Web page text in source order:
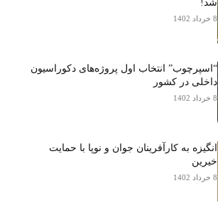
شد!
8 خرداد 1402
“اسپرچوب” انتخاب اول پروژه‌های دکوراسیون
داخلی در کشور
8 خرداد 1402
انگیزه به کارآفرینان جوان و نوپا با حمایت
خیرین
8 خرداد 1402